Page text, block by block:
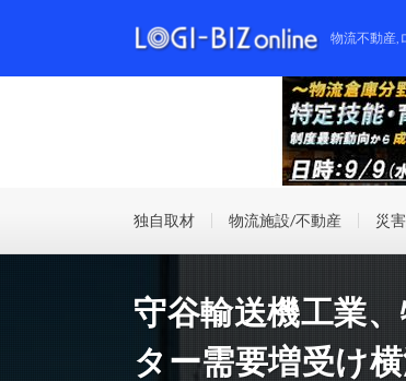
物流不動産,
独自取材 物流施設/不動産 災
守谷輸送機工業
ター需要増受け